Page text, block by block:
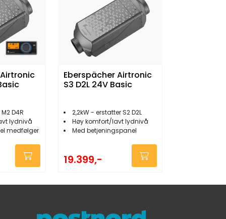
D4R
lydnivå
medfølger
Eberspächer Airtronic
S3 D2L 24V Basic
2,2kW - erstatter S2 D2L
Høy komfort/lavt lydnivå
Med betjeningspanel
19.399,-